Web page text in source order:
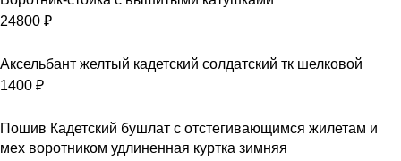
24800 ₽
Аксельбант желтый кадетский солдатский тк шелковой
1400 ₽
Пошив Кадетский бушлат с отстегивающимся жилетам и
мех воротником удлиненная куртка зимняя